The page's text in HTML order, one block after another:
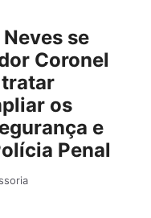
se
Coronel
tratar
os
e
Penal